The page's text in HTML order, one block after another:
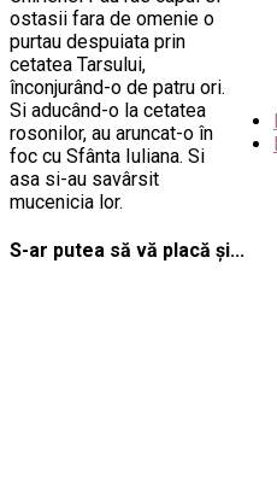
ostasii fara de omenie o
purtau despuiata prin
cetatea Tarsului,
înconjurând-o de patru ori.
Si aducând-o la cetatea
rosonilor, au aruncat-o în
foc cu Sfânta Iuliana. Si
asa si-au savârsit
mucenicia lor.
S-ar putea să vă placă și...